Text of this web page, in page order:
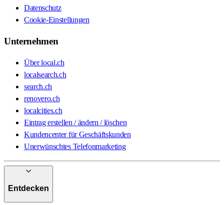
Datenschutz
Cookie-Einstellungen
Unternehmen
Über local.ch
localsearch.ch
search.ch
renovero.ch
localcities.ch
Eintrag erstellen / ändern / löschen
Kundencenter für Geschäftskunden
Unerwünschtes Telefonmarketing
Entdecken